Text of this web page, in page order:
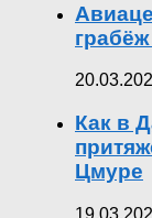
Как в
Цмуре